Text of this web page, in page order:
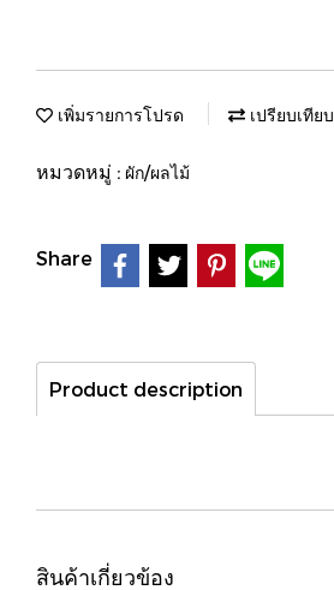
เพิ่มรายการโปรด เปรียบเทียบ
หมวดหมู่ : ผัก/ผลไม้
Share
Product description
สินค้าเกี่ยวข้อง